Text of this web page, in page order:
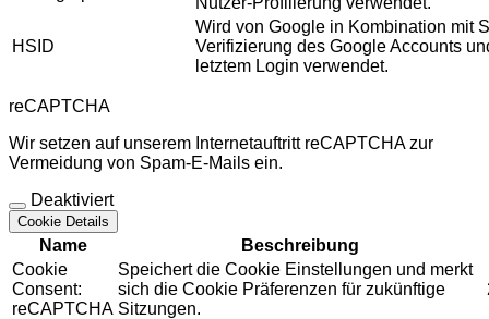
HSID
Wird von Google in Kombination mit
Verifizierung des Google Accounts
letztem Login verwendet.
reCAPTCHA
Wir setzen auf unserem Internetauftritt reCAPTCHA zur
Vermeidung von Spam-E-Mails ein.
Deaktiviert
Cookie Details
Name
Beschreibung
Cookie
Consent:
reCAPTCHA
Speichert die Cookie Einstellungen und merkt
sich die Cookie Präferenzen für zukünftige
Sitzungen.